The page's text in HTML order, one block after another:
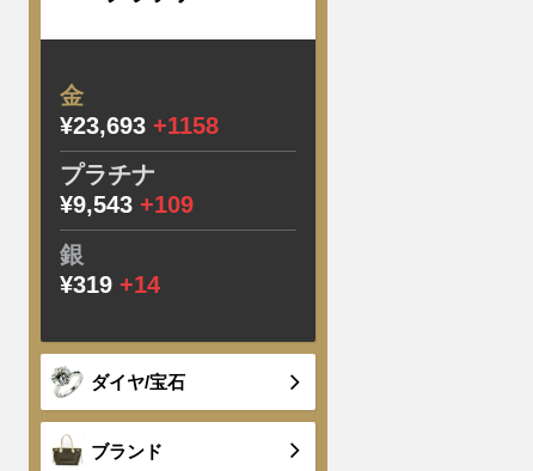
金
¥23,693 +1158
プラチナ
¥9,543 +109
銀
¥319 +14
ダイヤ/宝石
ブランド